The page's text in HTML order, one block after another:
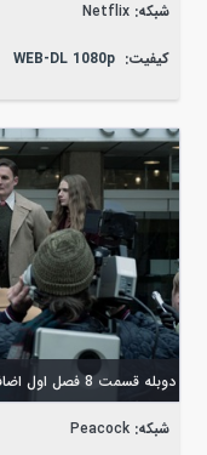
شبکه: Netflix
کیفیت: WEB-DL 1080p
دوبله قسمت 8 فصل اول اضافه شد
شبکه: Peacock